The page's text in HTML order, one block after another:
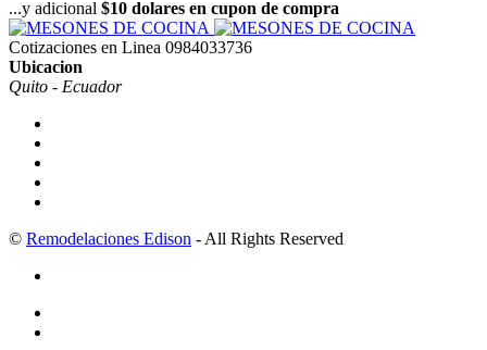
...y adicional $10 dolares en cupon de compra
Cotizaciones en Linea 0984033736
Ubicacion
Quito - Ecuador
© Remodelaciones Edison - All Rights Reserved